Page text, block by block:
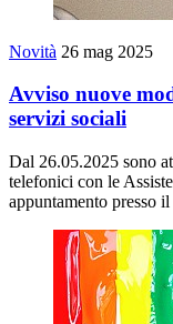
Novità 26 mag 2025
Avviso nuove
servizi sociali
Dal 26.05.2025 sono
telefonici con le
appuntamento presso